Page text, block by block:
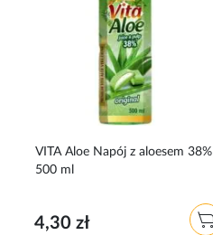
VITA Aloe Napój z aloesem 38%
500 ml
4,30 zł